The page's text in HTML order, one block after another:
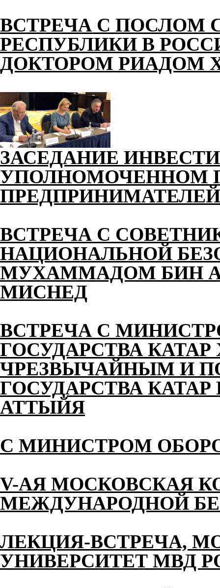
ВСТРЕЧА С ПОСЛОМ
РЕСПУБЛИКИ В
ДОКТОРОМ РИАДОМ
ЗАСЕДАНИЕ
УПОЛНОМОЧЕННОМ
ВСТРЕЧА С
НАЦИОНАЛЬНОЙ
МУХАММАДОМ БИН
МИСНЕД
ВСТРЕЧА С
ГОСУДАРСТВА
ЧРЕЗВЫЧАЙНЫМ И
ГОСУДАРСТВА
АТТЫЙЯ
С МИНИСТРОМ
V-АЯ МОСКОВСКАЯ
МЕЖДУНАРОДНОЙ
ЛЕКЦИЯ-ВСТРЕЧА,
УНИВЕРСИТЕТ МВД